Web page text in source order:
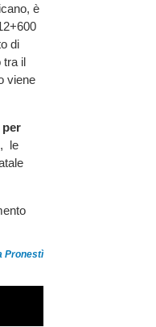
è
di
tra il
viene
le
Pronestì